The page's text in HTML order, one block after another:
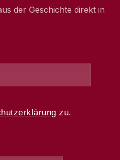
der Geschichte direkt in